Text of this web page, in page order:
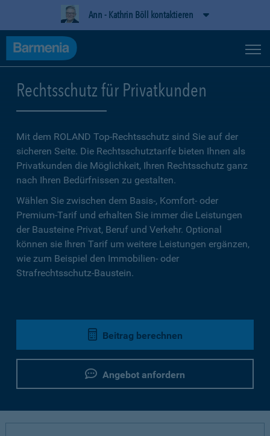
Ann - Kathrin Böll kontaktieren
Rechtsschutz für Privatkunden
Mit dem ROLAND Top-Rechtsschutz sind Sie auf der
sicheren Seite. Die Rechtsschutztarife bieten Ihnen als
Privatkunden die Möglichkeit, Ihren Rechtsschutz ganz
nach Ihren Bedürfnissen zu gestalten.
Wählen Sie zwischen dem Basis-, Komfort- oder
Premium-Tarif und erhalten Sie immer die Leistungen
der Bausteine Privat, Beruf und Verkehr. Optional
können sie Ihren Tarif um weitere Leistungen ergänzen,
wie zum Beispiel den Immobilien- oder
Strafrechtsschutz-Baustein.
Beitrag berechnen
Angebot anfordern